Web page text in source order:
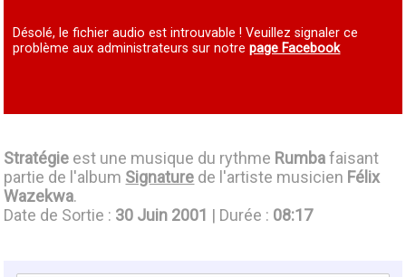
Désolé, le fichier audio est introuvable ! Veuillez signaler ce
problème aux administrateurs sur notrepage Facebook
Stratégie est une musique du rythme Rumbafaisant
partie de l'album Signature de l'artiste musicien Félix
Wazekwa.
Date de Sortie : 30 Juin 2001 | Durée : 08:17